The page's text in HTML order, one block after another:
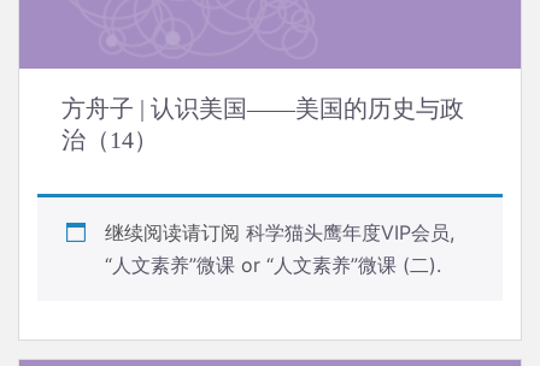
方舟子 | 认识美国——美国的历史与政
治（14）
继续阅读请订阅 科学猫头鹰年度VIP会员,
“人文素养”微课 or “人文素养”微课 (二).